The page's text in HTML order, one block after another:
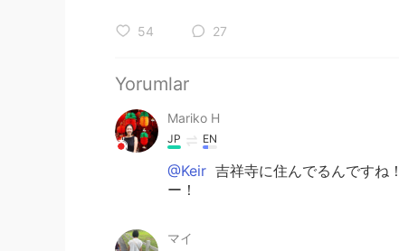
54 27
Yorumlar
Mariko H
JP EN
@Keir 吉祥寺に住んでるんですね
ー！
マイ